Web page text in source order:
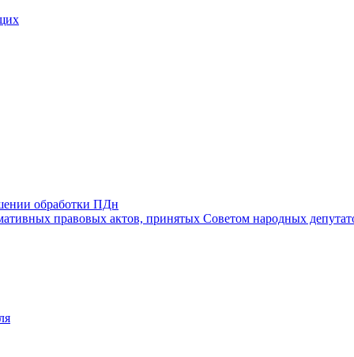
обработки ПДн
правовых актов, принятых Советом народных